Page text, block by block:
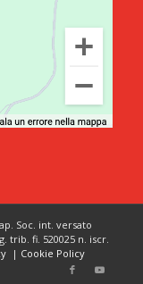
Soc. int. versato
trib. fi. 520025 n. iscr.
| Cookie Policy